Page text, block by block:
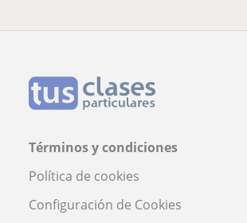
Términos y condiciones
Política de cookies
Configuración de Cookies